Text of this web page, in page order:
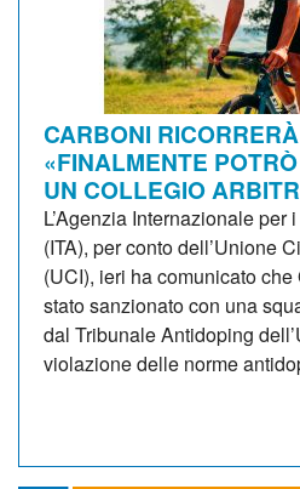
CARBONI
«FINALMENTE
UN COLLEGIO
L’Agenzia Internazionale
(ITA), per conto dell’Unione
(UCI), ieri ha comunicato
stato sanzionato con una
dal Tribunale Antidoping
violazione delle norme